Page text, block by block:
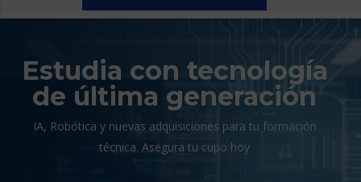
Estudia con tecnología
de última generación
IA, Robótica y nuevas adquisiciones para tu formación
técnica. Asegura tu cupo hoy